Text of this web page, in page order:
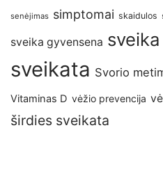
senėjimas simptomai skaidulos
sveika gyvensena
sveikata Svorio
Vitaminas D vėžio prevencija
širdies sveikata